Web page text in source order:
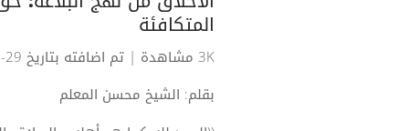
المتكافئة
3K مشاهدة
| تم اضافته بتاريخ 29-01-2025
بقلم: الشيخ محسن المعلم